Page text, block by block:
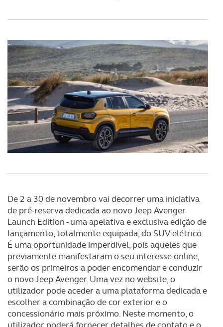
De 2 a 30 de novembro vai decorrer uma iniciativa
de pré-reserva dedicada ao novo Jeep Avenger
Launch Edition - uma apelativa e exclusiva edição de
lançamento, totalmente equipada, do SUV elétrico.
É uma oportunidade imperdível, pois aqueles que
previamente manifestaram o seu interesse online,
serão os primeiros a poder encomendar e conduzir
o novo Jeep Avenger. Uma vez no website, o
utilizador pode aceder a uma plataforma dedicada e
escolher a combinação de cor exterior e o
concessionário mais próximo. Neste momento, o